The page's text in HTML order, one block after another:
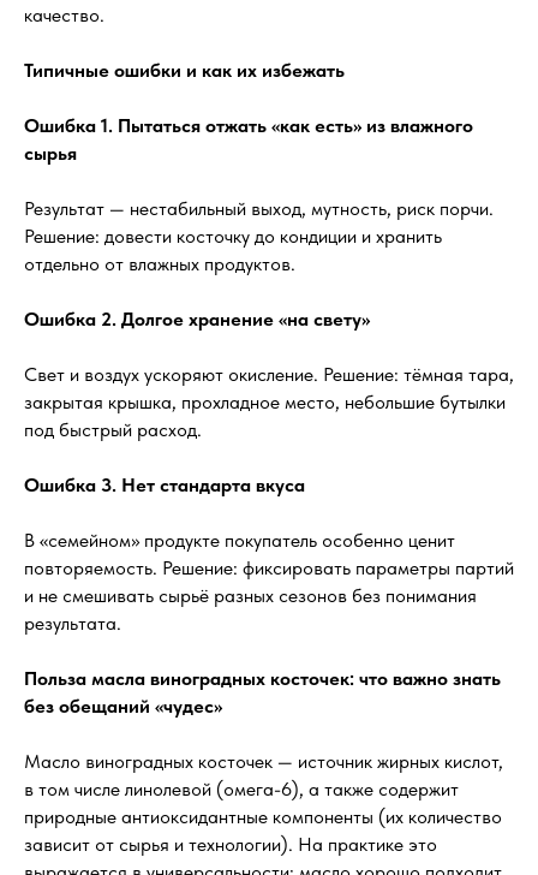
качество.
Типичные ошибки и как их избежать
Ошибка 1. Пытаться отжать «как есть» из влажного
сырья
Результат — нестабильный выход, мутность, риск порчи.
Решение: довести косточку до кондиции и хранить
отдельно от влажных продуктов.
Ошибка 2. Долгое хранение «на свету»
Свет и воздух ускоряют окисление. Решение: тёмная тара,
закрытая крышка, прохладное место, небольшие бутылки
под быстрый расход.
Ошибка 3. Нет стандарта вкуса
В «семейном» продукте покупатель особенно ценит
повторяемость. Решение: фиксировать параметры партий
и не смешивать сырьё разных сезонов без понимания
результата.
Польза масла виноградных косточек: что важно знать
без обещаний «чудес»
Масло виноградных косточек — источник жирных кислот,
в том числе линолевой (омега-6), а также содержит
природные антиоксидантные компоненты (их количество
зависит от сырья и технологии). На практике это